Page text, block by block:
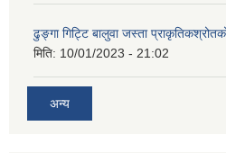
ढुङ्गा गिट्टि बालुवा जस्ता
मिति: 10/01/2023 - 21:02
अन्य